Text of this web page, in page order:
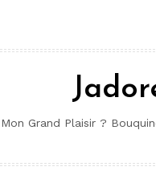
contenu
Mon Grand Plaisir ?